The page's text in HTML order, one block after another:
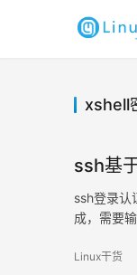
xshell
ssh基
ssh登录认
成，需要
Linux干货